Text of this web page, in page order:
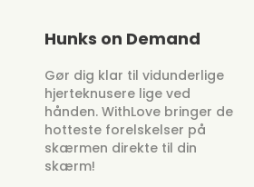
Hunks on Demand
Gør dig klar til vidunderlige
hjerteknusere lige ved
hånden. WithLove bringer de
hotteste forelskelser på
skærmen direkte til din
skærm!